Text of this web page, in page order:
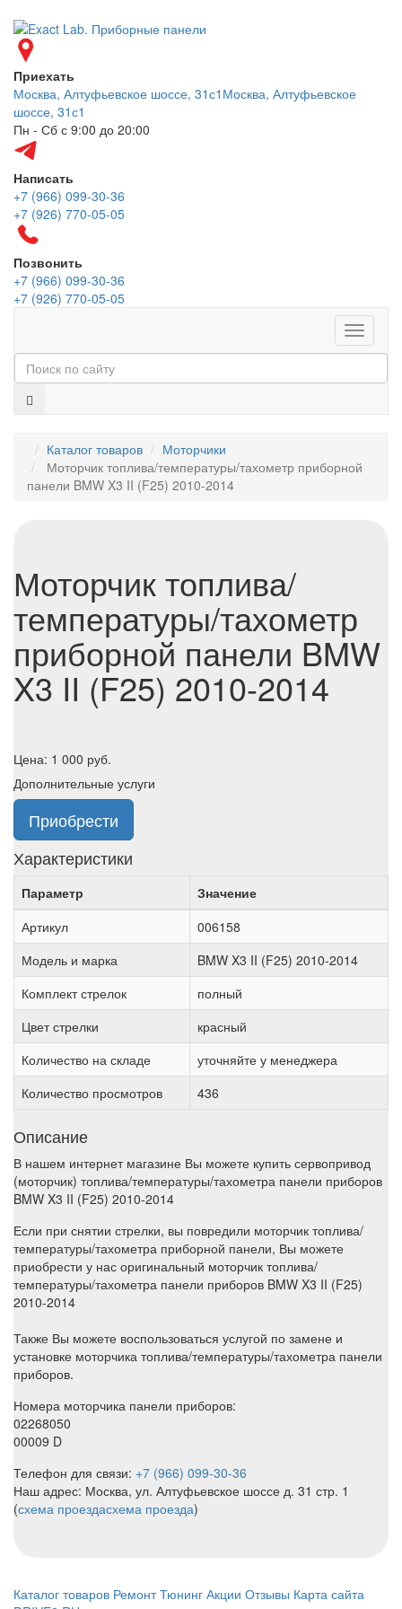
Приехать
Москва, Алтуфьевское шоссе, 31с1 Москва, Алтуфьевское
шоссе, 31с1
Пн - Сб с 9:00 до 20:00
Написать
+7 (966) 099-30-36
+7 (926) 770-05-05
Позвонить
+7 (966) 099-30-36
+7 (926) 770-05-05
Меню
Каталог товаров
Моторчики
Моторчик топлива/температуры/тахометр приборной
панели BMW X3 II (F25) 2010-2014
Моторчик топлива/
температуры/тахометр
приборной панели BMW
X3 II (F25) 2010-2014
Цена: 1 000 руб.
Дополнительные услуги
Приобрести
Характеристики
Параметр
Значение
Артикул
006158
Модель и марка
BMW X3 II (F25) 2010-2014
Комплект стрелок
полный
Цвет стрелки
красный
Количество на складе
уточняйте у менеджера
Количество просмотров
436
Описание
В нашем интернет магазине Вы можете купить сервопривод
(моторчик) топлива/температуры/тахометра панели приборов
BMW X3 II (F25) 2010-2014
Если при снятии стрелки, вы повредили моторчик топлива/
температуры/тахометра приборной панели, Вы можете
приобрести у нас оригинальный моторчик топлива/
температуры/тахометра панели приборов BMW X3 II (F25)
2010-2014
Также Вы можете воспользоваться услугой по замене и
установке моторчика топлива/температуры/тахометра панели
приборов.
Номера моторчика панели приборов:
02268050
00009 D
Телефон для связи: +7 (966) 099-30-36
Наш адрес: Москва, ул. Алтуфьевское шоссе д. 31 стр. 1
(схема проездасхема проезда)
Каталог товаров Ремонт Тюнинг Акции Отзывы Карта сайта